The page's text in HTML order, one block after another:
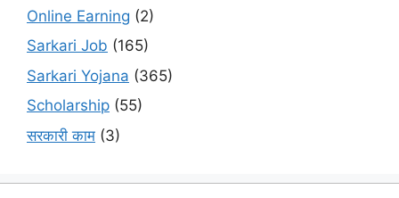
Online Earning (2)
Sarkari Job (165)
Sarkari Yojana (365)
Scholarship (55)
सरकारी काम (3)